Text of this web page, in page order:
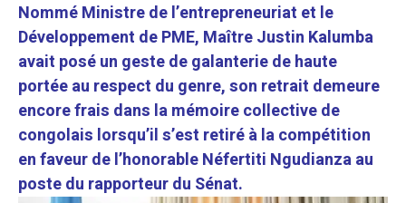
Nommé Ministre de l’entrepreneuriat et le
Développement de PME, Maître Justin Kalumba
avait posé un geste de galanterie de haute
portée au respect du genre, son retrait demeure
encore frais dans la mémoire collective de
congolais lorsqu’il s’est retiré à la compétition
en faveur de l’honorable Néfertiti Ngudianza au
poste du rapporteur du Sénat.